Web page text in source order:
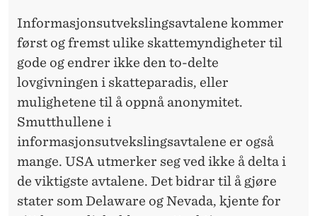
Informasjonsutvekslingsavtalene kommer
først og fremst ulike skattemyndigheter til
gode og endrer ikke den to-delte
lovgivningen i skatteparadis, eller
mulighetene til å oppnå anonymitet.
Smutthullene i
informasjonsutvekslingsavtalene er også
mange. USA utmerker seg ved ikke å delta i
de viktigste avtalene. Det bidrar til å gjøre
stater som Delaware og Nevada, kjente for